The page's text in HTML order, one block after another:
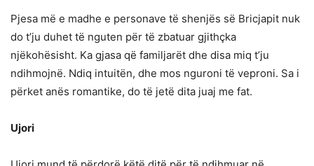
Pjesa më e madhe e personave të shenjës së Bricjapit nuk
do t’ju duhet të nguten për të zbatuar gjithçka
njëkohësisht. Ka gjasa që familjarët dhe disa miq t’ju
ndihmojnë. Ndiq intuitën, dhe mos nguroni të veproni. Sa i
përket anës romantike, do të jetë dita juaj me fat.
Ujori